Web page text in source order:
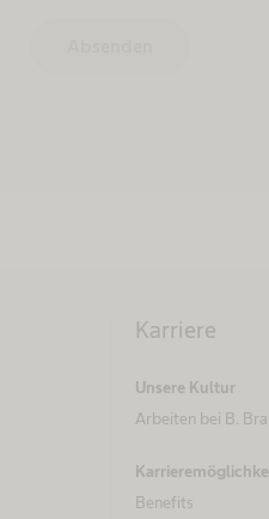
Karriere
Unsere Kultur
Arbeiten bei B.
Benefits